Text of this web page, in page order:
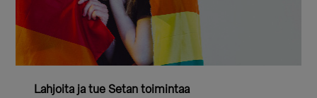
Lahjoita ja tue Setan toimintaa